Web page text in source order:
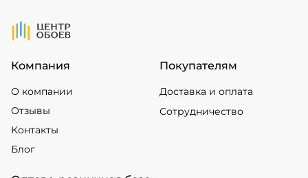
На Главную
Компания
О компании
Отзывы
Контакты
Блог
Покупателям
Доставка и оплата
Сотрудничество